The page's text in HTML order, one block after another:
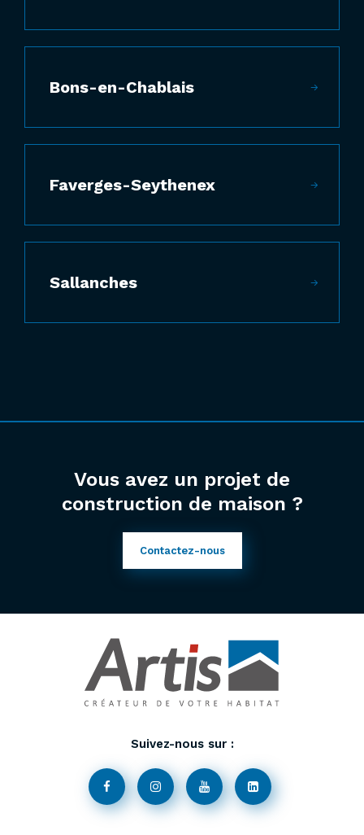
Bons-en-Chablais
Faverges-Seythenex
Sallanches
Vous avez un projet de
construction de maison ?
Contactez-nous
Suivez-nous sur :